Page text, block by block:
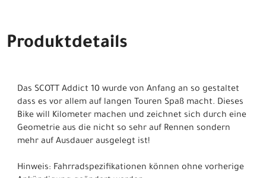
Produktdetails
Das SCOTT Addict 10 wurde von Anfang an so gestaltet
dass es vor allem auf langen Touren Spaß macht. Dieses
Bike will Kilometer machen und zeichnet sich durch eine
Geometrie aus die nicht so sehr auf Rennen sondern
mehr auf Ausdauer ausgelegt ist!
Hinweis: Fahrradspezifikationen können ohne vorherige